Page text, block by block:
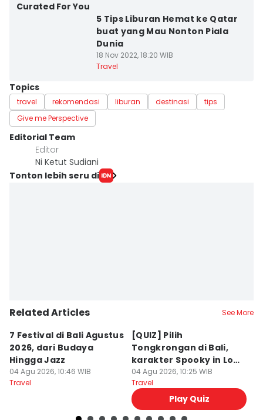
Curated For You
5 Tips Liburan Hemat ke Qatar
buat yang Mau Nonton Piala
Dunia
18 Nov 2022, 18:20 WIB
Travel
Topics
travel rekomendasi liburan destinasi
tips
Give me Perspective
Editorial Team
Editor
Ni Ketut Sudiani
Tonton lebih seru di
Related Articles See More
7 Festival di Bali Agustus
2026, dari Budaya
Hingga Jazz
04 Agu 2026, 10:46 WIB
Travel
[QUIZ] Pilih
Tongkrongan di Bali,
karakter Spooky in Love
Ini Mirip Kamu
04 Agu 2026, 10:25 WIB
Travel
Play Quiz